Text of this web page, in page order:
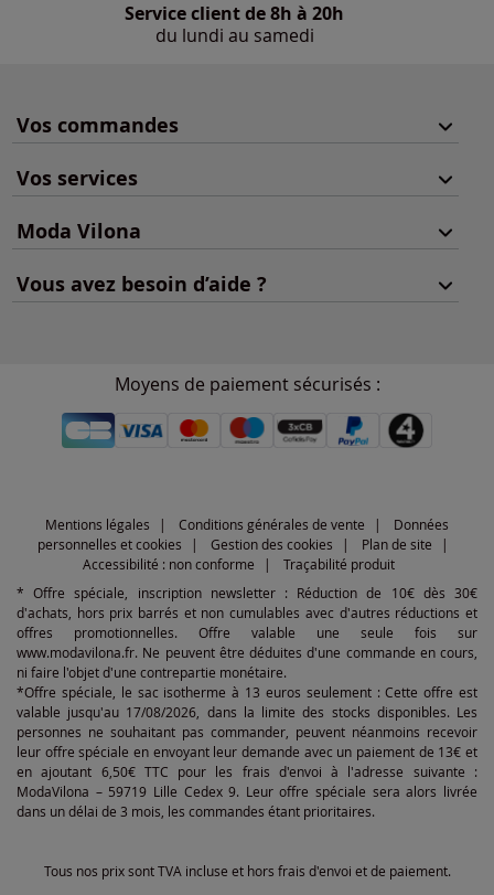
Service client de 8h à 20h
du lundi au samedi
Vos commandes
Vos services
Moda Vilona
Vous avez besoin d’aide ?
Moyens de paiement sécurisés :
Mentions légales Conditions générales de vente
Données
personnelles et cookies
Gestion des cookies
Plan de site
Accessibilité : non conforme
Traçabilité produit
* Offre spéciale, inscription newsletter : Réduction de 10€ dès 30€
d'achats, hors prix barrés et non cumulables avec d'autres réductions et
offres promotionnelles. Offre valable une seule fois sur
www.modavilona.fr. Ne peuvent être déduites d'une commande en cours,
ni faire l'objet d'une contrepartie monétaire.
*Offre spéciale, le sac isotherme à 13 euros seulement : Cette offre est
valable jusqu'au 17/08/2026, dans la limite des stocks disponibles. Les
personnes ne souhaitant pas commander, peuvent néanmoins recevoir
leur offre spéciale en envoyant leur demande avec un paiement de 13€ et
en ajoutant 6,50€ TTC pour les frais d'envoi à l'adresse suivante :
ModaVilona – 59719 Lille Cedex 9. Leur offre spéciale sera alors livrée
dans un délai de 3 mois, les commandes étant prioritaires.
Tous nos prix sont TVA incluse et hors frais d'envoi et de paiement.